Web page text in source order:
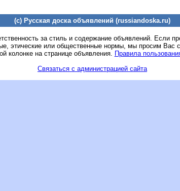
(c) Русская доска объявлений (russiandoska.ru)
за стиль и содержание объявлений. Если
этические или общественные нормы, мы просим Вас
колонке на странице объявления. Правила
Связаться с администрацией сайта